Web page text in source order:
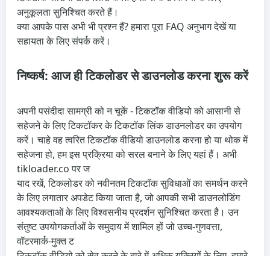
अनुकूलता सुनिश्चित करते हैं।
क्या आपके पास अभी भी प्रश्न हैं? हमारा पूरा FAQ अनुभाग देखें या
सहायता के लिए संपर्क करें।
निष्कर्ष: आज ही टिकलोडर से डाउनलोड करना शुरू करें
अपनी पसंदीदा सामग्री को न चूकें - टिकटॉक वीडियो को आसानी से
सहेजने के लिए टिकटॉकर के टिकटॉक लिंक डाउनलोडर का उपयोग
करें। चाहे वह त्वरित टिकटॉक वीडियो डाउनलोड करना हो या थोक में
सहेजना हो, हम इस प्रक्रिया को सरल बनाने के लिए यहां हैं। अभी
tikloader.co पर ज
याद रखें, टिकलोडर को नवीनतम टिकटॉक सुविधाओं का समर्थन करने
के लिए लगातार अपडेट किया जाता है, जो आपकी सभी डाउनलोडिंग
आवश्यकताओं के लिए विश्वसनीय प्रदर्शन सुनिश्चित करता है। उन
संतुष्ट उपयोगकर्ताओं के समुदाय में शामिल हों जो उच्च-गुणवत्ता,
वॉटरमार्क-मुक्त ट